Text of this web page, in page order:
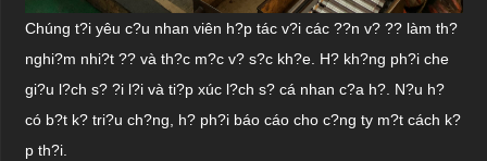
Chúng t?i yêu c?u nhan viên h?p tác v?i các ??n v? ?? làm th?
nghi?m nhi?t ?? và th?c m?c v? s?c kh?e. H? kh?ng ph?i che
gi?u l?ch s? ?i l?i và ti?p xúc l?ch s? cá nhan c?a h?. N?u h?
có b?t k? tri?u ch?ng, h? ph?i báo cáo cho c?ng ty m?t cách k?
p th?i.